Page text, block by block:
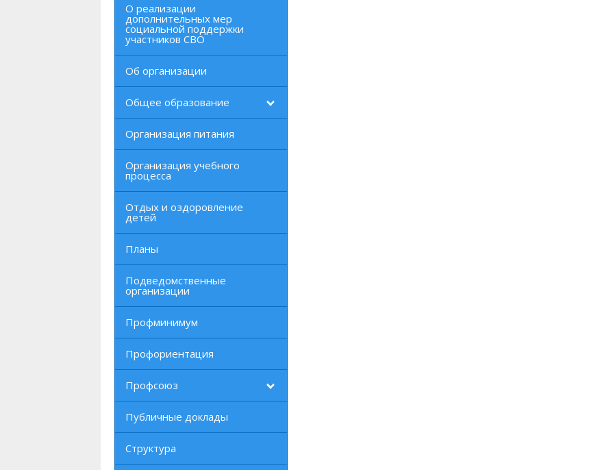
О реализации
дополнительных мер
социальной поддержки
участников СВО
Об организации
Общее образование
Организация питания
Организация учебного
процесса
Отдых и оздоровление
детей
Планы
Подведомственные
организации
Профминимум
Профориентация
Профсоюз
Публичные доклады
Структура